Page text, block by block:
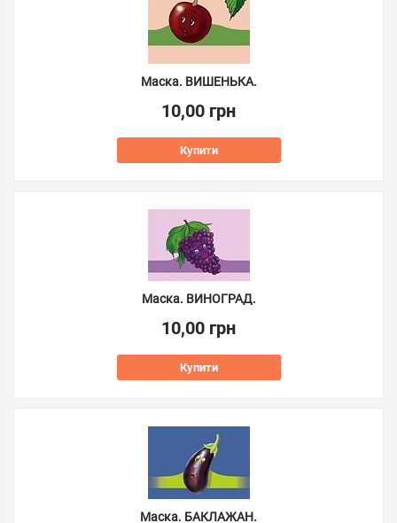
Маска. ВИШЕНЬКА.
10,00 грн
Купити
Маска. ВИНОГРАД.
10,00 грн
Купити
Маска. БАКЛАЖАН.